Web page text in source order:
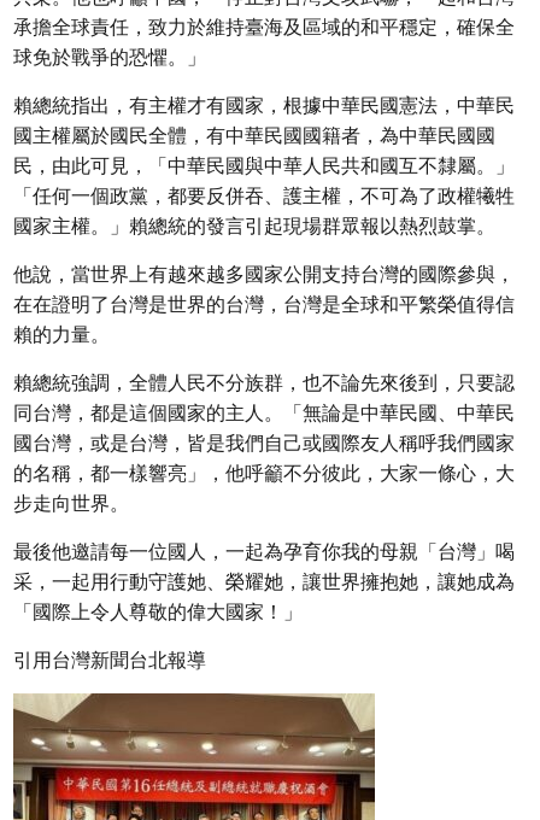
承擔全球責任，致力於維持臺海及區域的和平穩定，確保全
球免於戰爭的恐懼。」
賴總統指出，有主權才有國家，根據中華民國憲法，中華民
國主權屬於國民全體，有中華民國國籍者，為中華民國國
民，由此可見，「中華民國與中華人民共和國互不隸屬。」
「任何一個政黨，都要反併吞、護主權，不可為了政權犧牲
國家主權。」賴總統的發言引起現場群眾報以熱烈鼓掌。
他說，當世界上有越來越多國家公開支持台灣的國際參與，
在在證明了台灣是世界的台灣，台灣是全球和平繁榮值得信
賴的力量。
賴總統強調，全體人民不分族群，也不論先來後到，只要認
同台灣，都是這個國家的主人。「無論是中華民國、中華民
國台灣，或是台灣，皆是我們自己或國際友人稱呼我們國家
的名稱，都一樣響亮」，他呼籲不分彼此，大家一條心，大
步走向世界。
最後他邀請每一位國人，一起為孕育你我的母親「台灣」喝
采，一起用行動守護她、榮耀她，讓世界擁抱她，讓她成為
「國際上令人尊敬的偉大國家！」
引用台灣新聞台北報導